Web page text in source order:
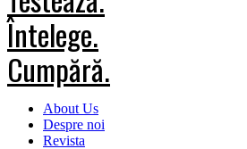
About Us
Despre noi
Revista